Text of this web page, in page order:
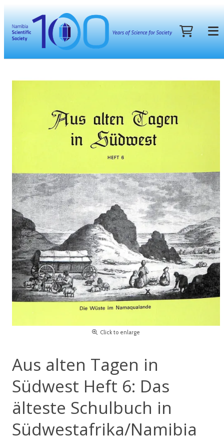
Click to enlarge
Aus alten Tagen in
Südwest Heft 6: Das
älteste Schulbuch in
Südwestafrika/Namibia